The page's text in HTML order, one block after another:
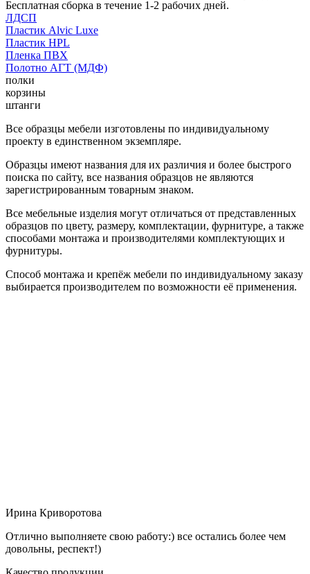
Бесплатная сборка в течение 1-2 рабочих дней.
ЛДСП
Пластик Alvic Luxe
Пластик HPL
Пленка ПВХ
Полотно АГТ (МДФ)
полки
корзины
штанги
Все образцы мебели изготовлены по индивидуальному
проекту в единственном экземпляре.
Образцы имеют названия для их различия и более быстрого
поиска по сайту, все названия образцов не являются
зарегистрированным товарным знаком.
Все мебельные изделия могут отличаться от представленных
образцов по цвету, размеру, комплектации, фурнитуре, а также
способами монтажа и производителями комплектующих и
фурнитуры.
Способ монтажа и крепёж мебели по индивидуальному заказу
выбирается производителем по возможности её применения.
Ирина Криворотова
Отлично выполняете свою работу:) все остались более чем
довольны, респект!)